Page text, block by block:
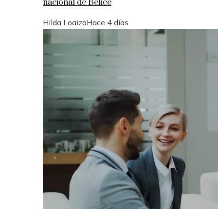
nacional de Belice
Hilda LoaizaHace 4 días